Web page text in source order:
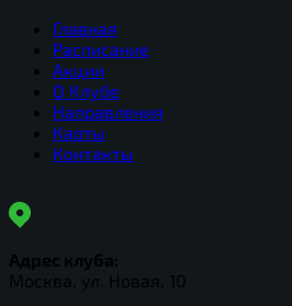
Главная
Расписание
Акции
О Клубе
Направления
Карты
Контакты
Адрес клуба:
Москва, ул. Новая, 10